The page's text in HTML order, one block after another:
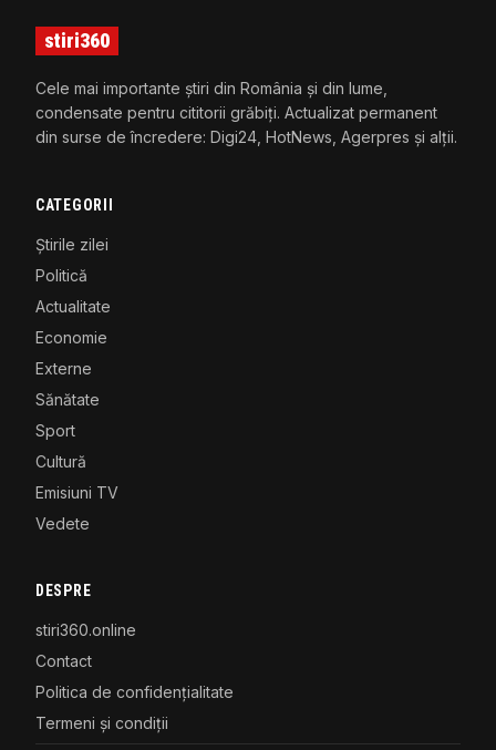
stiri360
Cele mai importante știri din România și din lume,
condensate pentru cititorii grăbiți. Actualizat permanent
din surse de încredere: Digi24, HotNews, Agerpres și alții.
CATEGORII
Știrile zilei
Politică
Actualitate
Economie
Externe
Sănătate
Sport
Cultură
Emisiuni TV
Vedete
DESPRE
stiri360.online
Contact
Politica de confidențialitate
Termeni și condiții